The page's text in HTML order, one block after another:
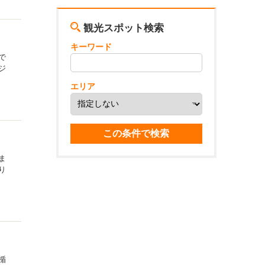
観光スポット検索
キーワード
エリア